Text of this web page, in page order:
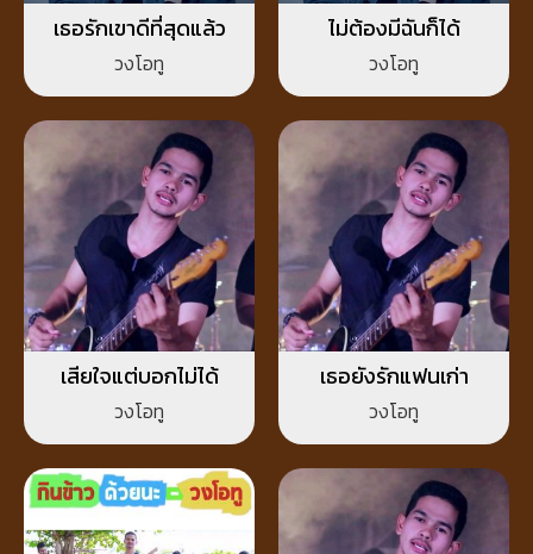
เธอรักเขาดีที่สุดแล้ว
วงโอทู
ไม่ต้องมีฉันก็ได้
วงโอทู
เสียใจแต่บอกไม่ได้
วงโอทู
เธอยังรักแฟนเก่า
วงโอทู